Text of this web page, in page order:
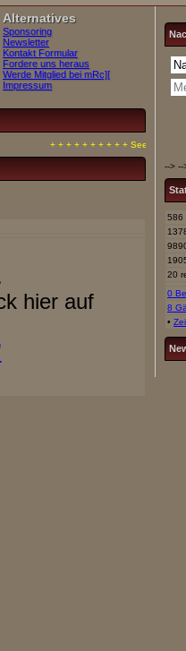
Alternatives
Sponsoring
Newsletter
Kontakt Formular
Fordere uns heraus
Werde Mitglied bei mRc][
Impressum
+ + + + + + + + + + See you soon
hier auf
--> --
586
20
0
8
•